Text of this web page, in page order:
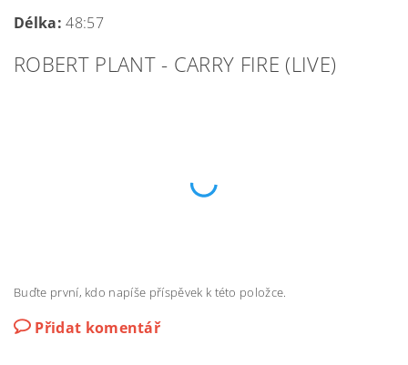
Délka:48:57
ROBERT PLANT - CARRY FIRE (LIVE)
Buďte první, kdo napíše příspěvek k této položce.
Přidat komentář